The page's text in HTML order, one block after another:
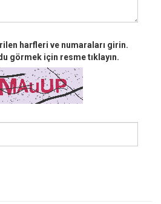
harfleri ve numaraları girin.
görmek için resme tıklayın.